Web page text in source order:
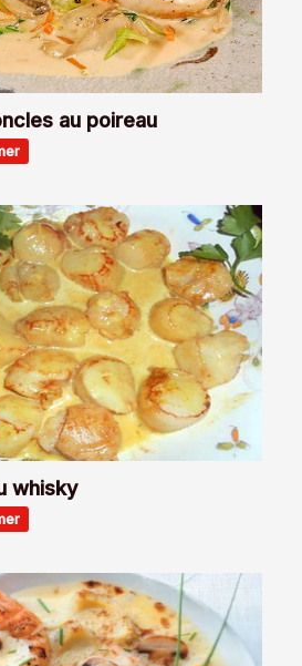
au poireau
whisky